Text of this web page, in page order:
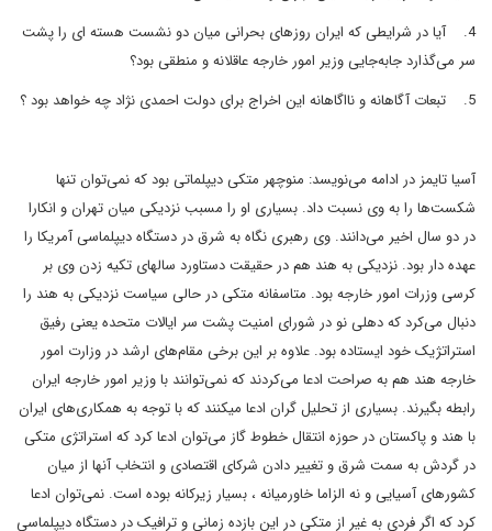
4.
آيا در شرايطى که ايران روزهاى بحرانى ميان دو نشست هسته اى را پشت
سر مى‌گذارد جابه‌جايى وزير امور خارجه عاقلانه و منطقى بود؟
5.
تبعات آگاهانه و نااگاهانه اين اخراج براى دولت احمدى نژاد چه خواهد بود ؟
آسيا تايمز در ادامه مى‌نويسد: منوچهر متکى ديپلماتى بود که نمى‌توان تنها
شکست‌ها را به وى نسبت داد. بسيارى او را مسبب نزديکى ميان تهران و انکارا
در دو سال اخير مى‌دانند. وى رهبرى نگاه به شرق در دستگاه ديپلماسى آمريکا را
عهده دار بود. نزديکى به هند هم در حقيقت دستاورد سالهاى تکيه زدن وى بر
کرسى وزرات امور خارجه بود. متاسفانه متکى در حالى سياست نزديکى به هند را
دنبال مى‌کرد که دهلى نو در شوراى امنيت پشت سر ايالات متحده يعنى رفيق
استراتژيک خود ايستاده بود. علاوه بر اين برخى مقام‌هاى ارشد در وزارت امور
خارجه هند هم به صراحت ادعا مى‌کردند که نمى‌توانند با وزير امور خارجه ايران
رابطه بگيرند. بسيارى از تحليل گران ادعا ميکنند که با توجه به همکارى‌هاى ايران
با هند و پاکستان در حوزه انتقال خطوط گاز مى‌توان ادعا کرد که استراتژى متکى
در گردش به سمت شرق و تغيير دادن شرکاى اقتصادى و انتخاب آنها از ميان
کشورهاى آسيايى و نه الزاما خاورميانه ، بسيار زيرکانه بوده است. نمى‌توان ادعا
کرد که اگر فردى به غير از متکى در اين بازده زمانى و ترافيک در دستگاه ديپلماسى